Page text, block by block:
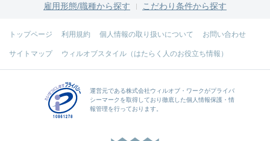
雇用形態/職種から探す
こだわり条件から探す
トップページ 利用規約 個人情報の取り扱いについて お問い合わせ
サイトマップ ウィルオブスタイル（はたらく人のお役立ち情報）
運営元である株式会社ウィルオブ・ワークがプライバ
シーマークを取得しており徹底した個人情報保護・情
報管理を行っております。